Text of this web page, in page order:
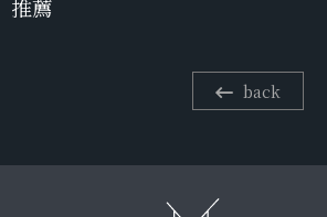
推薦
back